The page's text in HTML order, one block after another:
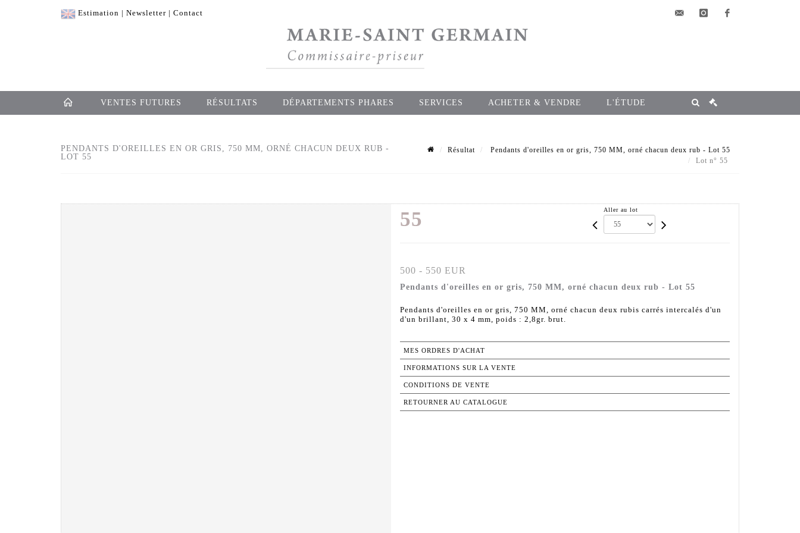
Estimation | Newsletter | Contact
VENTES FUTURES RÉSULTATS DÉPARTEMENTS PHARES SERVICES ACHETER & VENDRE L'ÉTUDE
PENDANTS D'OREILLES EN OR GRIS, 750 MM, ORNÉ CHACUN DEUX RUB -
LOT 55
Résultat
Pendants d'oreilles en or gris, 750 MM, orné chacun deux rub - Lot 55
Lot n° 55
55 Aller au lot
500 - 550 EUR
Pendants d'oreilles en or gris, 750 MM, orné chacun deux rub - Lot 55
Pendants d'oreilles en or gris, 750 MM, orné chacun deux rubis carrés intercalés d'un
d'un brillant, 30 x 4 mm, poids : 2,8gr. brut.
MES ORDRES D'ACHAT
INFORMATIONS SUR LA VENTE
CONDITIONS DE VENTE
RETOURNER AU CATALOGUE